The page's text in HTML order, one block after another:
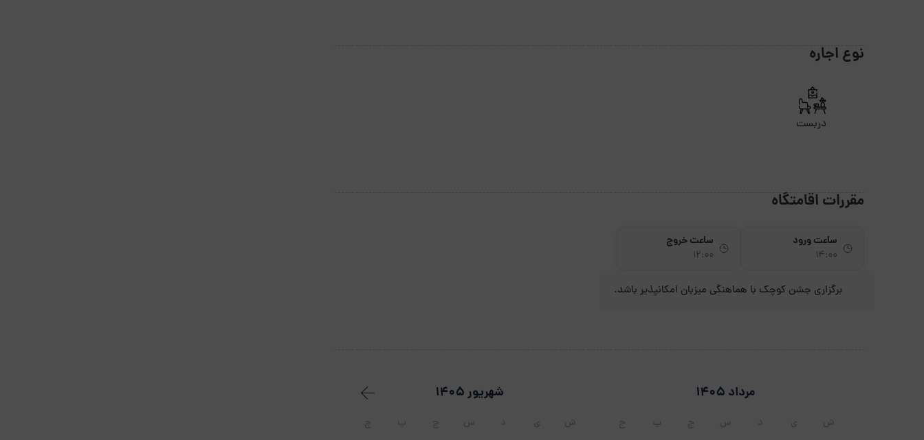
نوع اجاره
دربست
مقررات اقامتگاه
ساعت ورود
14:00
ساعت خروج
12:00
برگزاری جشن کوچک با هماهنگی میزبان امکانپذیر باشد.
مرداد 1405
ش ی د س چ پ ج
شهریور 1405
ش ی د س چ پ ج